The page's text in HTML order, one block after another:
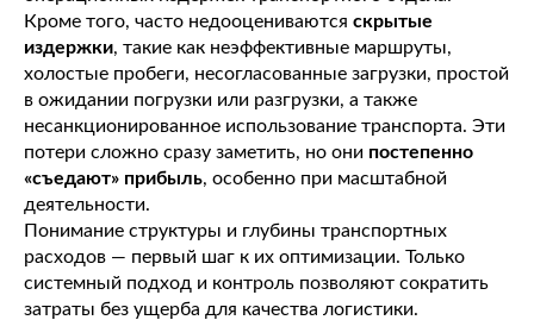
Кроме того, часто недооцениваются скрытые
издержки, такие как неэффективные маршруты,
холостые пробеги, несогласованные загрузки, простой
в ожидании погрузки или разгрузки, а также
несанкционированное использование транспорта. Эти
потери сложно сразу заметить, но они постепенно
«съедают» прибыль, особенно при масштабной
деятельности.
Понимание структуры и глубины транспортных
расходов — первый шаг к их оптимизации. Только
системный подход и контроль позволяют сократить
затраты без ущерба для качества логистики.